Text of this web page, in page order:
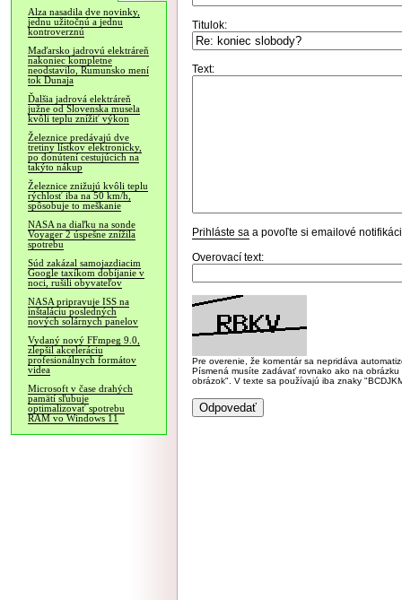
Alza nasadila dve novinky,
jednu užitočnú a jednu
kontroverznú
Maďarsko jadrovú elektráreň
nakoniec kompletne
neodstavilo, Rumunsko mení
tok Dunaja
Ďalšia jadrová elektráreň
južne od Slovenska musela
kvôli teplu znížiť výkon
Železnice predávajú dve
tretiny lístkov elektronicky,
po donútení cestujúcich na
takýto nákup
Železnice znižujú kvôli teplu
rýchlosť iba na 50 km/h,
spôsobuje to meškanie
NASA na diaľku na sonde
Voyager 2 úspešne znížila
spotrebu
Súd zakázal samojazdiacim
Google taxíkom dobíjanie v
noci, rušili obyvateľov
NASA pripravuje ISS na
inštaláciu posledných
nových solárnych panelov
Vydaný nový FFmpeg 9.0,
zlepšil akceleráciu
profesionálnych formátov
videa
Microsoft v čase drahých
pamätí sľubuje
optimalizovať spotrebu
RAM vo Windows 11
Titulok:
Text:
Prihláste sa a povoľte si emailové
Overovací text:
Pre overenie, že komentár sa nepridáva
Písmená musíte zadávať rovnako ako na
obrázok". V texte sa používajú iba znaky